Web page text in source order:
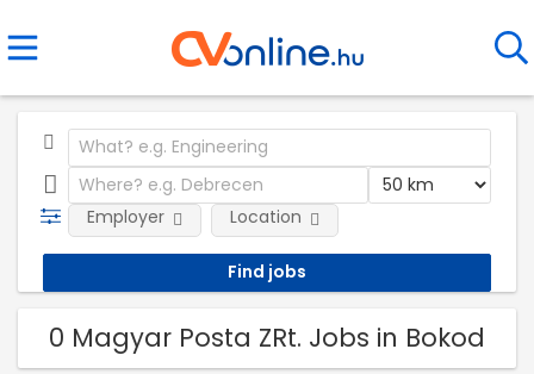
Employer Location
0 Magyar Posta ZRt. Jobs in Bokod